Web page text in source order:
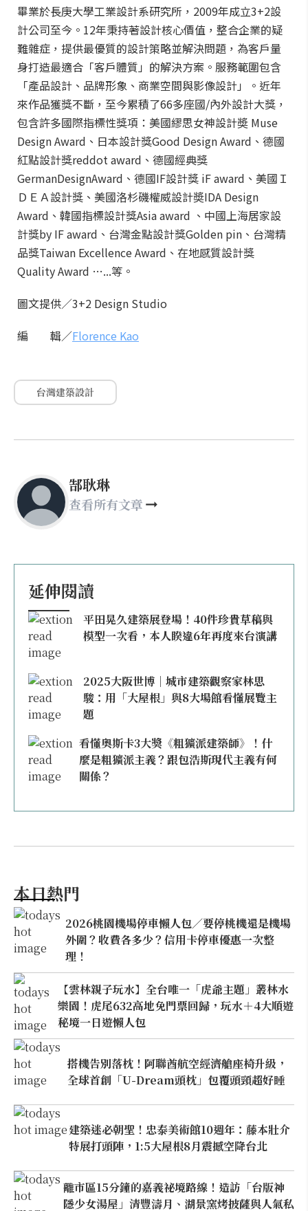
畢業於長庚大學工業設計系研究所，2009年成立3+2設
計公司至今。12年秉持著設計核心價值，整合企業的疑
難雜症，提供最優質的設計策略並解決問題，為客戶量
身打造最適合「客戶體質」的解決方案。服務範圍包含
「產品設計、品牌形象、商業空間與影像設計」。近年
來作品獲獎不斷，至今累積了66多座國/內外設計大獎，
包含許多國際指標性獎項：美國繆思女神設計奬 Muse
Design Award、日本設計獎Good Design Award、德國
紅點設計獎reddot award、德國經典獎
GermanDesignAward、德國IF設計獎 iF award、美國Ｉ
ＤＥＡ設計獎、美國洛杉磯權威設計奬IDA Design
Award、韓國指標設計獎Asia award 、中國上海居家設
計獎by IF award、台灣金點設計獎Golden pin、台灣精
品獎Taiwan Excellence Award、在地感質設計獎
Quality Award …...等。
圖文提供／3+2 Design Studio
編 輯／Florence Kao
台灣建築設計
郜耿琳
查看所有文章
延伸閱讀
平田晃久建築展登場！40件珍貴草稿與
模型一次看，本人睽違6年再度來台演講
2025大阪世博｜城市建築觀察家林思
駿：用「大屋根」與8大場館看懂展覽主
題
看懂奧斯卡3大獎《粗獷派建築師》！什
麼是粗獷派主義？跟包浩斯現代主義有何
關係？
本日熱門
2026桃園機場停車懶人包／要停桃機還是機場
外圍？收費各多少？信用卡停車優惠一次整
理！
【雲林親子玩水】全台唯一「虎爺主題」叢林水
樂園！虎尾632高地免門票回歸，玩水＋4大順遊
秘境一日遊懶人包
搭機告別落枕！阿聯酋航空經濟艙座椅升級，
全球首創「U-Dream頭枕」包覆頭頸超好睡
建築迷必朝聖！忠泰美術館10週年：藤本壯介
特展打頭陣，1:5大屋根8月震撼空降台北
離市區15分鐘的嘉義祕境路線！造訪「台版神
隱少女湯屋」清豐濤月、湖景窯烤披薩與人氣私